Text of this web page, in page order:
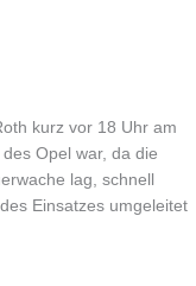
kurz vor 18 Uhr am
Opel war, da die
lag, schnell
Einsatzes umgeleitet